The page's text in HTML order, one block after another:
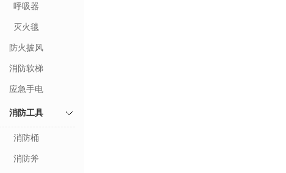
呼吸器
灭火毯
防火披风
消防软梯
应急手电
消防工具
消防桶
消防斧